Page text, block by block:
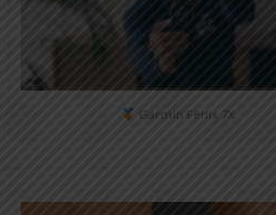
Garmin Fénix 7X